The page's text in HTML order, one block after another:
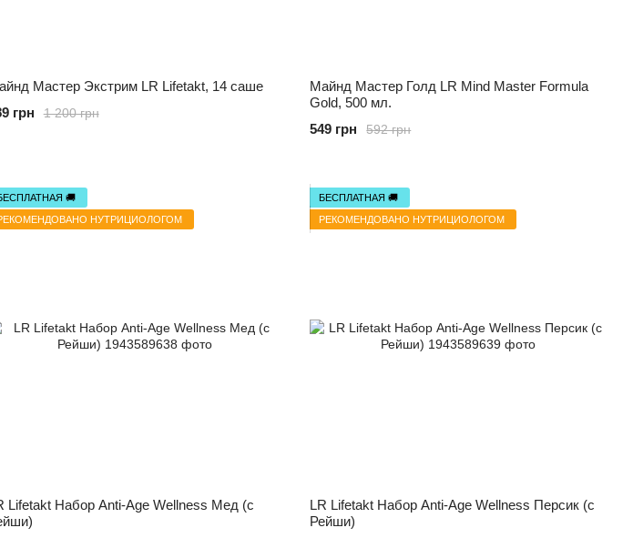
Мастер Экстрим LR Lifetakt, 14 саше
1 200 грн
грн
Майнд Мастер Голд LR Mind Master Formula
Gold, 500 мл.
592 грн
549 грн
🚚
НУТРИЦИОЛОГОМ
Lifetakt Набор Anti-Age Wellness Мед (с
БЕСПЛАТНАЯ 🚚
РЕКОМЕНДОВАНО НУТРИЦИОЛОГОМ
LR Lifetakt Набор Anti-Age Wellness Персик (с
Рейши)